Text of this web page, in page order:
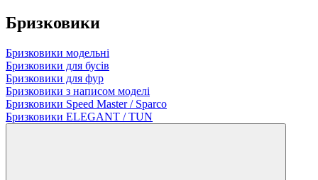
Бризковики
Бризковики модельні
Бризковики для бусів
Бризковики для фур
Бризковики з написом моделі
Бризковики Speed Master / Sparco
Бризковики ELEGANT / TUN